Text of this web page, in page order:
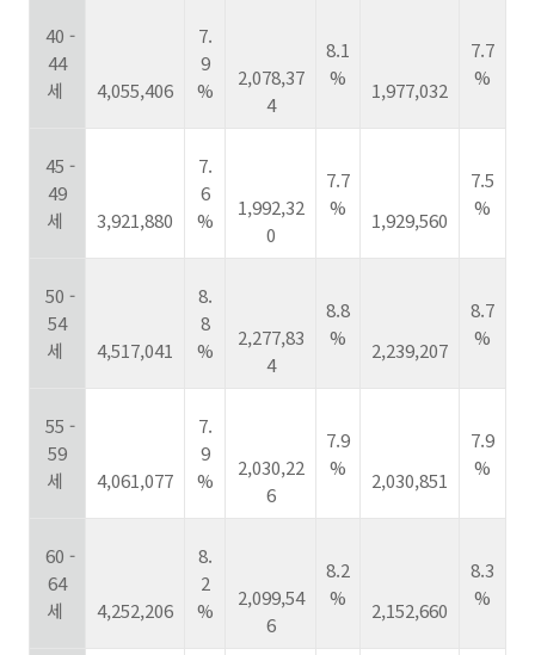
40 -
44
세
4,055,406
7.
9
%
2,078,37
4
8.1
%
1,977,032
7.7
%
45 -
49
세
3,921,880
7.
6
%
1,992,32
0
7.7
%
1,929,560
7.5
%
50 -
54
세
4,517,041
8.
8
%
2,277,83
4
8.8
%
2,239,207
8.7
%
55 -
59
세
4,061,077
7.
9
%
2,030,22
6
7.9
%
2,030,851
7.9
%
60 -
64
세
4,252,206
8.
2
%
2,099,54
6
8.2
%
2,152,660
8.3
%